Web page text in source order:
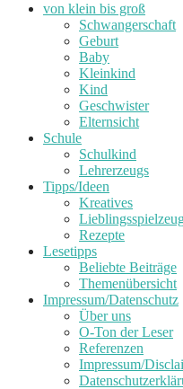
von klein bis groß
Schwangerschaft
Geburt
Baby
Kleinkind
Kind
Geschwister
Elternsicht
Schule
Schulkind
Lehrerzeugs
Tipps/Ideen
Kreatives
Rezepte
Lesetipps
Beliebte Beiträge
Themenübersicht
Impressum/Datenschutz
Über uns
O-Ton der Leser
Referenzen
Impressum/